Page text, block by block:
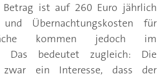
Betrag ist auf 260 Euro jährlich
Übernachtungskosten für
kommen jedoch im
Das bedeutet zugleich: Die
zwar ein Interesse, dass der